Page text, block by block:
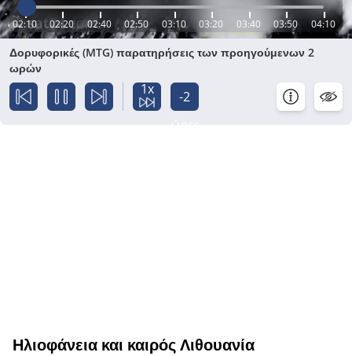
02:10 02:20 02:40 02:50 03:10 03:20 03:40 03:50 04:10
Δορυφορικές (MTG) παρατηρήσεις των προηγούμενων 2
ωρών
1x
-2
Ηλιοφάνεια και καιρός Λιθουανία